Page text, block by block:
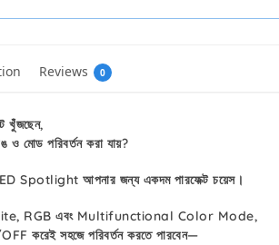
Reviews 0
খুঁজছেন,
ও মোড পরিবর্তন করা যায়?
Spotlight আপনার জন্য একদম পারফেক্ট চয়েস।
RGB এবং Multifunctional Color Mode,
করেই সহজে পরিবর্তন করতে পারবেন—